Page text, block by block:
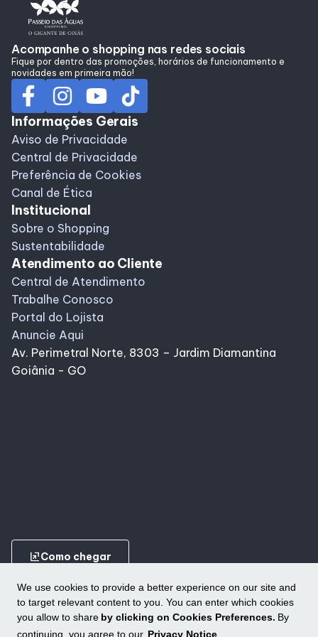
We use cookies to provide a better experience on our site and
to target relevant content to you. You can enter which cookies
you allow to share by clicking on Cookies Preferences. By
continuing, you agree to our Privacy Notice
Alimentação
Programa de Benefícios
Acompanhe o shopping nas redes sociais
Fique por dentro das promoções, horários de funcionamento e
novidades em primeira mão!
Informações Gerais
Aviso de Privacidade
Central de Privacidade
Preferência de Cookies
Canal de Ética
Institucional
Sobre o Shopping
Sustentabilidade
Atendimento ao Cliente
Central de Atendimento
Trabalhe Conosco
Portal do Lojista
Anuncie Aqui
Av. Perimetral Norte, 8303 – Jardim Diamantina
Goiânia - GO
ungroupComo chegar